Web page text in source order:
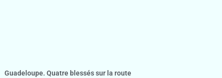
Guadeloupe. Quatre blessés sur la route